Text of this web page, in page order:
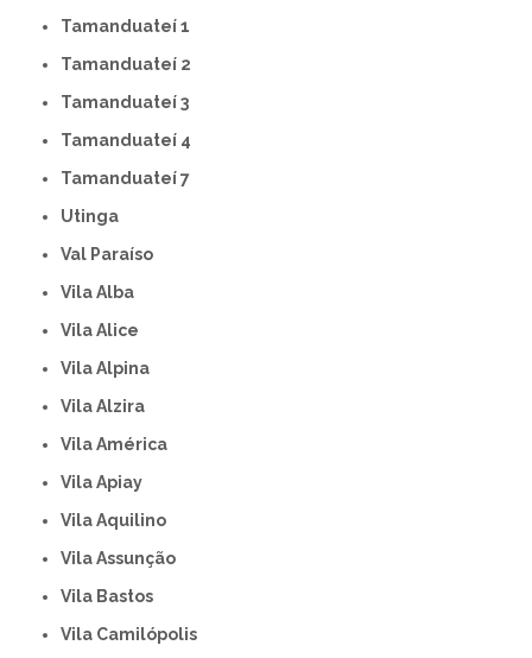
Tamanduateí 1
Tamanduateí 2
Tamanduateí 3
Tamanduateí 4
Tamanduateí 7
Utinga
Val Paraíso
Vila Alba
Vila Alice
Vila Alpina
Vila Alzira
Vila América
Vila Apiay
Vila Aquilino
Vila Assunção
Vila Bastos
Vila Camilópolis